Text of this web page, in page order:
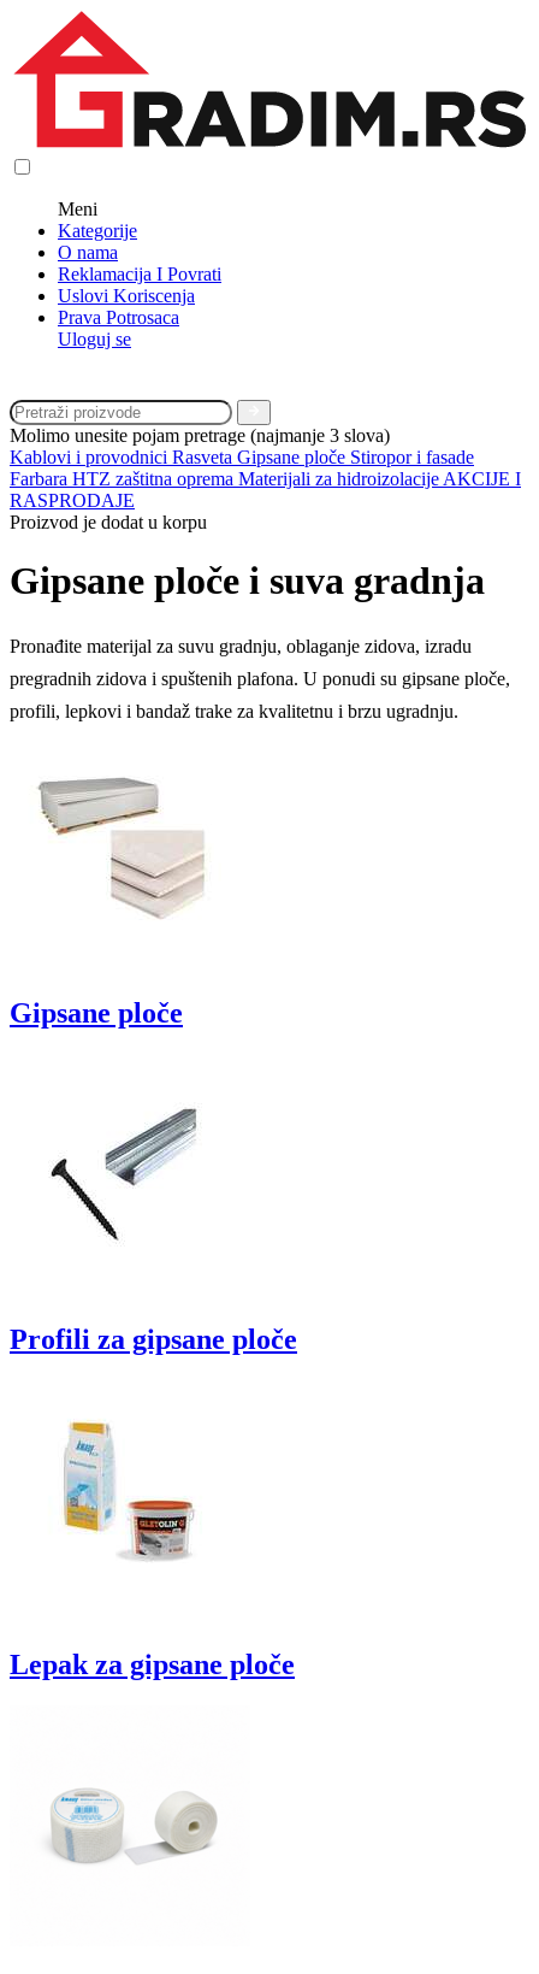
Meni
Kategorije
O nama
Reklamacija I Povrati
Uslovi Koriscenja
Prava Potrosaca
Uloguj se
Molimo unesite pojam pretrage (najmanje 3 slova)
Kablovi i provodnici Rasveta Gipsane ploče Stiropor i fasade
Farbara HTZ zaštitna oprema Materijali za hidroizolacije AKCIJE I
RASPRODAJE
Proizvod je dodat u korpu
Gipsane ploče i suva gradnja
Pronađite materijal za suvu gradnju, oblaganje zidova, izradu
pregradnih zidova i spuštenih plafona. U ponudi su gipsane ploče,
profili, lepkovi i bandaž trake za kvalitetnu i brzu ugradnju.
Gipsane ploče
Profili za gipsane ploče
Lepak za gipsane ploče